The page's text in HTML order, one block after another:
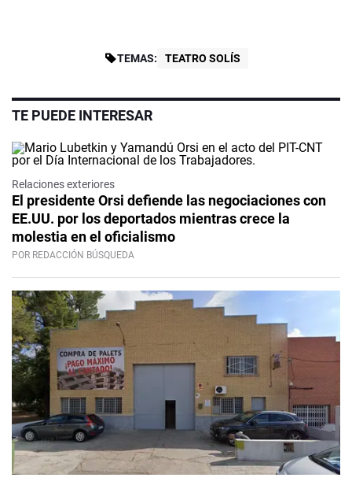
TEMAS: TEATRO SOLÍS
TE PUEDE INTERESAR
Relaciones exteriores
El presidente Orsi defiende las negociaciones con
EE.UU. por los deportados mientras crece la
molestia en el oficialismo
POR REDACCIÓN BÚSQUEDA